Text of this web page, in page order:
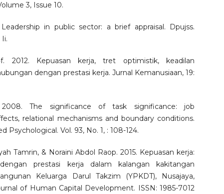
3, Issue 10.
in public sector: a brief appraisal. Dpujss.
2012. Kepuasan kerja, tret optimistik, keadilan
dengan prestasi kerja. Jurnal Kemanusiaan, 19:
The significance of task significance: job
relational mechanisms and boundary conditions.
Psychological. Vol. 93, No. 1, : 108-124.
Tamrin, & Noraini Abdol Raop. 2015. Kepuasan kerja:
prestasi kerja dalam kalangan kakitangan
Keluarga Darul Takzim (YPKDT), Nusajaya,
of Human Capital Development. ISSN: 1985-7012